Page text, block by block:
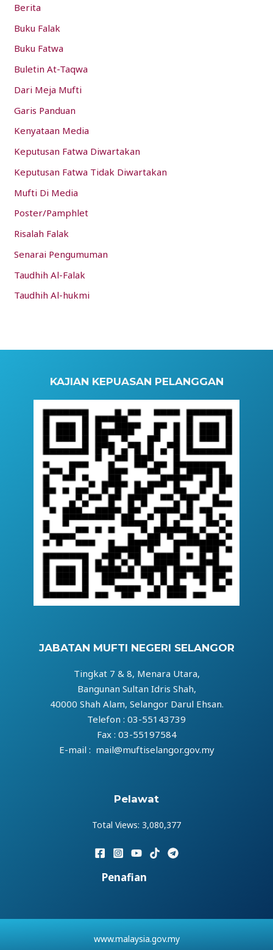
f
o
r
:
Berita
Buku Falak
Buku Fatwa
Buletin At-Taqwa
Dari Meja Mufti
Garis Panduan
Kenyataan Media
Keputusan Fatwa Diwartakan
Keputusan Fatwa Tidak Diwartakan
Mufti Di Media
Poster/Pamphlet
Risalah Falak
Senarai Pengumuman
Taudhih Al-Falak
Taudhih Al-hukmi
KAJIAN KEPUASAN PELANGGAN
JABATAN MUFTI NEGERI SELANGOR
Tingkat 7 & 8, Menara Utara,
Bangunan Sultan Idris Shah,
40000 Shah Alam, Selangor Darul Ehsan.
Telefon : 03-55143739
Fax : 03-55197584
E-mail : mail@muftiselangor.gov.my
Pelawat
Total Views: 3,080,377
Penafian
www.malaysia.gov.my